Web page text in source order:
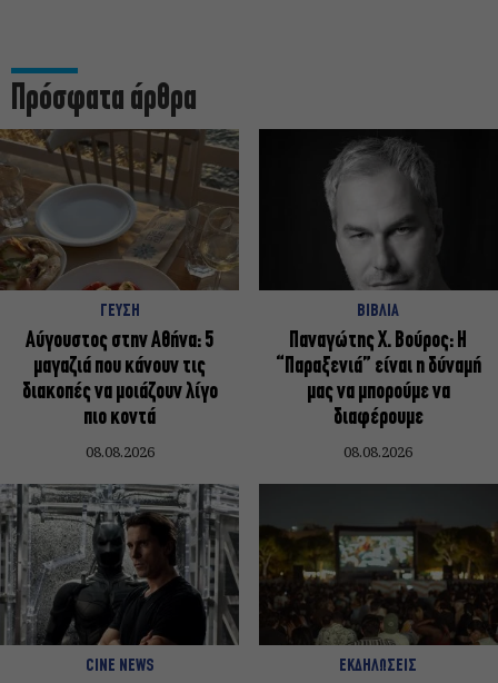
Πρόσφατα άρθρα
ΓΕΥΣΗ
Αύγουστος στην Αθήνα: 5
μαγαζιά που κάνουν τις
διακοπές να μοιάζουν λίγο
πιο κοντά
08.08.2026
ΒΙΒΛΙΑ
Παναγώτης Χ. Βούρος: Η
“Παραξενιά” είναι η δύναμή
μας να μπορούμε να
διαφέρουμε
08.08.2026
CINE NEWS ΕΚΔΗΛΩΣΕΙΣ